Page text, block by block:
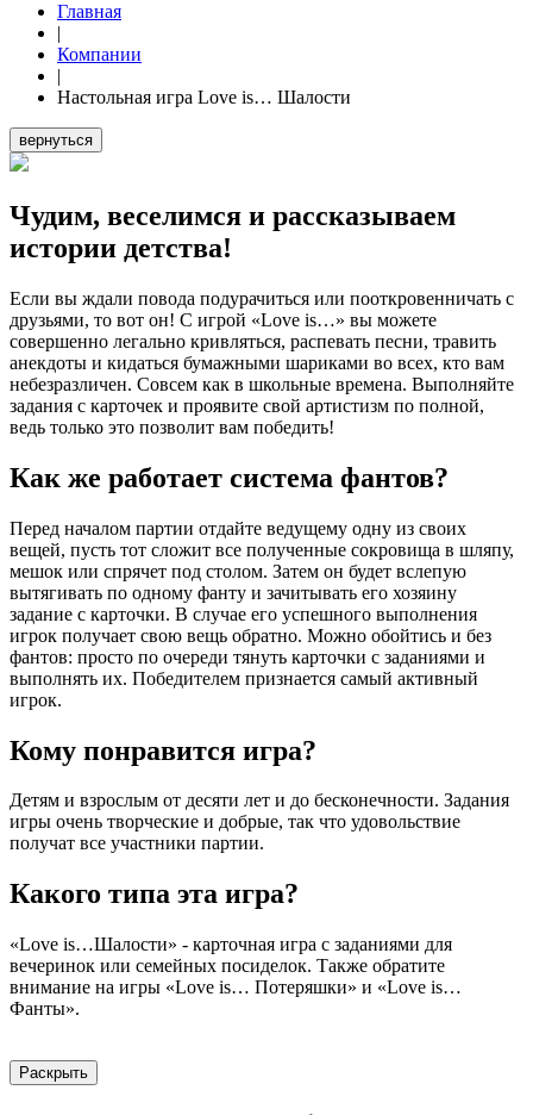
Главная
|
Компании
|
Настольная игра Love is… Шалости
вернуться
Чудим, веселимся и рассказываем
истории детства!
Если вы ждали повода подурачиться или пооткровенничать с
друзьями, то вот он! С игрой «Love is…» вы можете
совершенно легально кривляться, распевать песни, травить
анекдоты и кидаться бумажными шариками во всех, кто вам
небезразличен. Совсем как в школьные времена. Выполняйте
задания с карточек и проявите свой артистизм по полной,
ведь только это позволит вам победить!
Как же работает система фантов?
Перед началом партии отдайте ведущему одну из своих
вещей, пусть тот сложит все полученные сокровища в шляпу,
мешок или спрячет под столом. Затем он будет вслепую
вытягивать по одному фанту и зачитывать его хозяину
задание с карточки. В случае его успешного выполнения
игрок получает свою вещь обратно. Можно обойтись и без
фантов: просто по очереди тянуть карточки с заданиями и
выполнять их. Победителем признается самый активный
игрок.
Кому понравится игра?
Детям и взрослым от десяти лет и до бесконечности. Задания
игры очень творческие и добрые, так что удовольствие
получат все участники партии.
Какого типа эта игра?
«Love is…Шалости» - карточная игра с заданиями для
вечеринок или семейных посиделок. Также обратите
внимание на игры «Love is… Потеряшки» и «Love is…
Фанты».
Раскрыть